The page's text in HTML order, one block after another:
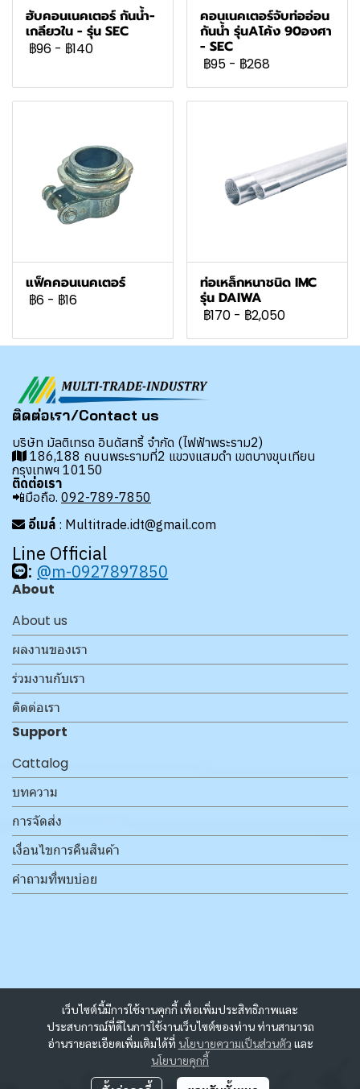
ฮับคอนเนคเตอร์ กันน้ำ-
เกลียวใน - รุ่น SEC
฿96 - ฿140
คอนเนคเตอร์จับท่ออ่อน
กันน้ำ รุ่นAโค้ง 90องศา
- SEC
฿95 - ฿268
แฟ็คคอนเนคเตอร์
฿6 - ฿16
ท่อเหล็กหนาชนิด IMC
รุ่น DAIWA
฿170 - ฿2,050
เว็บไซต์นี้มีการใช้งานคุกกี้ เพื่อเพิ่มประสิทธิภาพและ
ประสบการณ์ที่ดีในการใช้งานเว็บไซต์ของท่าน ท่านสามารถ
อ่านรายละเอียดเพิ่มเติมได้ที่ นโยบายความเป็นส่วนตัว และ
นโยบายคุกกี้
ติดต่อเรา/Contact us
บริษัท มัลติเทรด อินดัสทรี้ จำกัด (ไฟฟ้าพระราม2)
186,188 ถนนพระรามที่2 แขวงแสมดำ เขตบางขุนเทียน
กรุงเทพฯ 10150
ติดต่อเรา
📲มือถือ. 092-789-7850
อีเมล์ : Multitrade.idt@gmail.com
Line Official
: @m-0927897850
About
About us
ผลงานของเรา
ร่วมงานกับเรา
ติดต่อเรา
Support
Cattalog
บทความ
การจัดส่ง
เงื่อนไขการคืนสินค้า
คำถามที่พบบ่อย